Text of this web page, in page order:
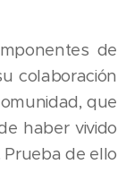
de
colaboración
que
haber vivido
de ello